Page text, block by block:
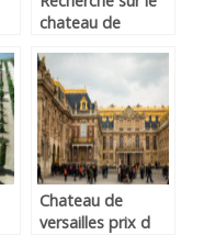
chateau de
Chateau de
versailles prix d